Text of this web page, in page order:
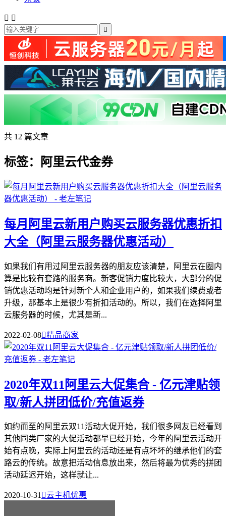
 

共 12 篇文章
标签：阿里云代金券
每月阿里云新用户购买云服务器优惠折扣
大全（阿里云服务器优惠活动）
如果我们有用过阿里云服务器的朋友应该清楚，阿里云在圈内
算是比较有套路的服务商。新客促销力度比较大，大部分的促
销优惠活动均是针对新个人和企业用户的，如果我们续费或者
升级，那基本上是很少有折扣活动的。所以，我们在选择阿里
云服务器的时候，尤其是新...
2022-02-08精品商家
2020年双11阿里云大促集合 - 亿元津贴领
取/新人拼团低价/充值返券
如约而至的阿里云双11活动大促开始，我们很多网友已经看到
其他同类厂家的大促活动都早已经开始，今年的阿里云活动开
始有点晚，实际上阿里云的活动还是有点坏坏的继承他们的套
路云的传统。故意把活动信息放出来，然后将最为优秀的拼团
活动延迟开始，这样就让...
2020-10-31云主机优惠